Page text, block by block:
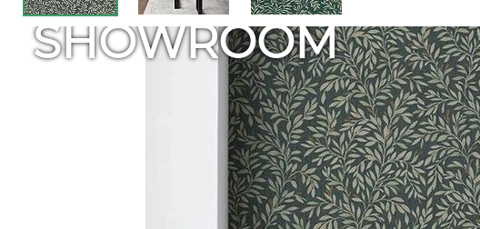
SHOWROOM